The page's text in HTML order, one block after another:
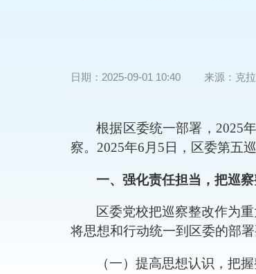
日期： 2025-09-01 10:40 来源： 克
根据 区委统一部署， 2025年
察。 2025年6 月 5 日， 区委第五
一、强化责任担当，把巡
区委党校把巡察整改作为
将思想和行动统一到 区委的部
（一）提高思想认识，把